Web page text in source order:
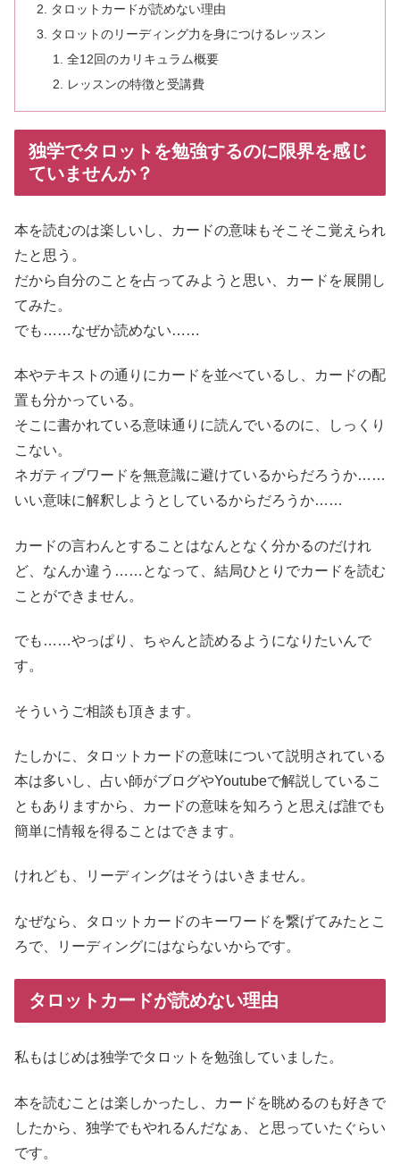
タロットカードが読めない理由
タロットのリーディング力を身につけるレッスン
全12回のカリキュラム概要
レッスンの特徴と受講費
独学でタロットを勉強するのに限界を感じ
ていませんか？
本を読むのは楽しいし、カードの意味もそこそこ覚えられ
たと思う。
だから自分のことを占ってみようと思い、カードを展開し
てみた。
でも……なぜか読めない……
本やテキストの通りにカードを並べているし、カードの配
置も分かっている。
そこに書かれている意味通りに読んでいるのに、しっくり
こない。
ネガティブワードを無意識に避けているからだろうか……
いい意味に解釈しようとしているからだろうか……
カードの言わんとすることはなんとなく分かるのだけれ
ど、なんか違う……となって、結局ひとりでカードを読む
ことができません。
でも……やっぱり、ちゃんと読めるようになりたいんで
す。
そういうご相談も頂きます。
たしかに、タロットカードの意味について説明されている
本は多いし、占い師がブログやYoutubeで解説しているこ
ともありますから、カードの意味を知ろうと思えば誰でも
簡単に情報を得ることはできます。
けれども、リーディングはそうはいきません。
なぜなら、タロットカードのキーワードを繋げてみたとこ
ろで、リーディングにはならないからです。
タロットカードが読めない理由
私もはじめは独学でタロットを勉強していました。
本を読むことは楽しかったし、カードを眺めるのも好きで
したから、独学でもやれるんだなぁ、と思っていたぐらい
です。